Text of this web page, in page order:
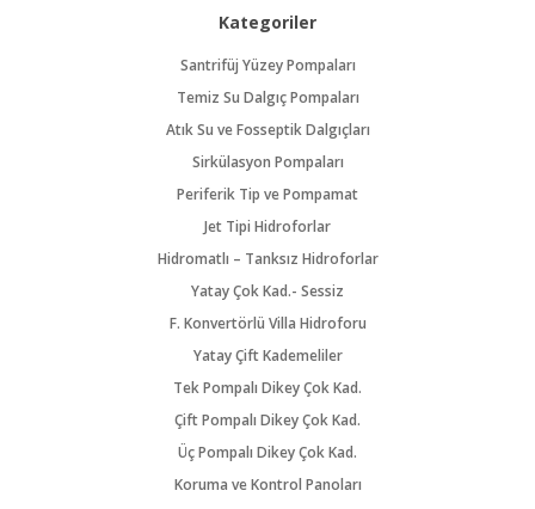
Kategoriler
Santrifüj Yüzey Pompaları
Temiz Su Dalgıç Pompaları
Atık Su ve Fosseptik Dalgıçları
Sirkülasyon Pompaları
Periferik Tip ve Pompamat
Jet Tipi Hidroforlar
Hidromatlı – Tanksız Hidroforlar
Yatay Çok Kad.- Sessiz
F. Konvertörlü Villa Hidroforu
Yatay Çift Kademeliler
Tek Pompalı Dikey Çok Kad.
Çift Pompalı Dikey Çok Kad.
Üç Pompalı Dikey Çok Kad.
Koruma ve Kontrol Panoları